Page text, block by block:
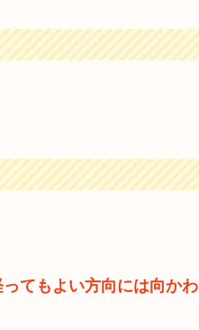
てもよい方向には向かわ